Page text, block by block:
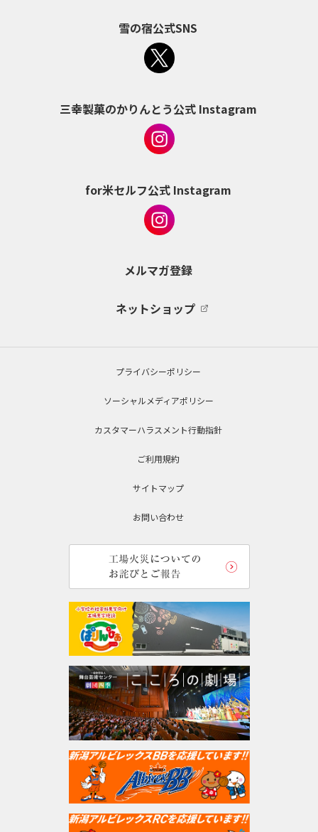
雪の宿公式SNS
三幸製菓のかりんとう公式 Instagram
for米セルフ公式 Instagram
メルマガ登録
ネットショップ
プライバシーポリシー
ソーシャルメディアポリシー
カスタマーハラスメント行動指針
ご利用規約
サイトマップ
お問い合わせ